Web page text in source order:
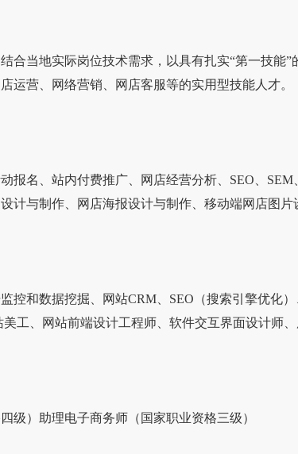
当地实际岗位技术需求，以具有扎实“第一技能”
运营、网络营销、网店客服等的实用型技能人才。
名、站内付费推广、网店经营分析、SEO、SEM
计与制作、网店海报设计与制作、移动端网店图片
和数据挖掘、网站CRM、SEO（搜索引擎优化）
工、网站前端设计工程师、软件交互界面设计师、
）助理电子商务师（国家职业资格三级）